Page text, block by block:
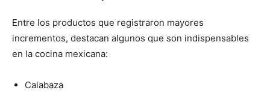
Entre los productos que registraron mayores
incrementos, destacan algunos que son indispensables
en la cocina mexicana:
Calabaza